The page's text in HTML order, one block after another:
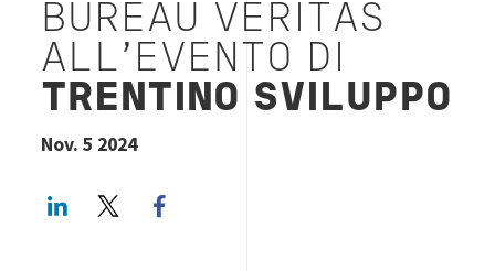
BUREAU VERITAS
ALL'EVENTO DI
TRENTINO SVILUPPO
Nov. 5 2024
LinkedInTwitter